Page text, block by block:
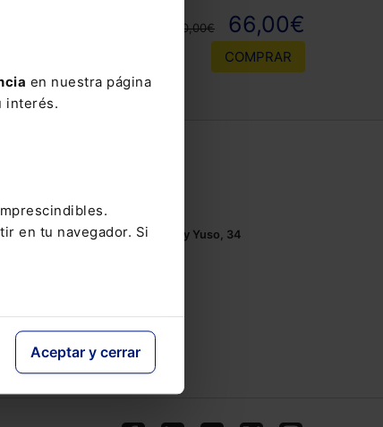
en nuestra página
interés.
en tu navegador. Si
Aceptar y cerrar
110,00€ 66,00€
COMPRAR
Mándanos un
Monasterios de Suso y Yuso, 34